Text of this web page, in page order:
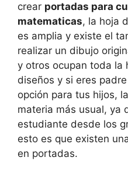
crear portadas para
matematicas, la hoja
es amplia y existe el
realizar un dibujo
y otros ocupan toda la
diseños y si eres
opción para tus hijos,
materia más usual, ya
estudiante desde los
esto es que existen
en portadas.